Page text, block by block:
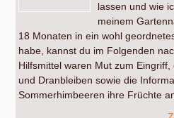
lassen und wie
meinem
18 Monaten in ein wohl
habe, kannst du im Folgenden
Hilfsmittel waren Mut zum
und Dranbleiben sowie die
Sommerhimbeeren ihre Früchte